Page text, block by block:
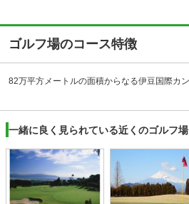
ゴルフ場のコース特徴
一緒に良く見られている近くのゴルフ場